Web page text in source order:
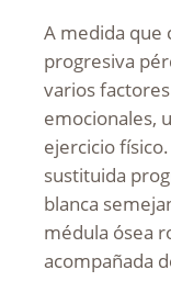
A medida que
progresiva
varios
emocionales,
ejercicio
sustituida
blanca
médula ósea
acompañada